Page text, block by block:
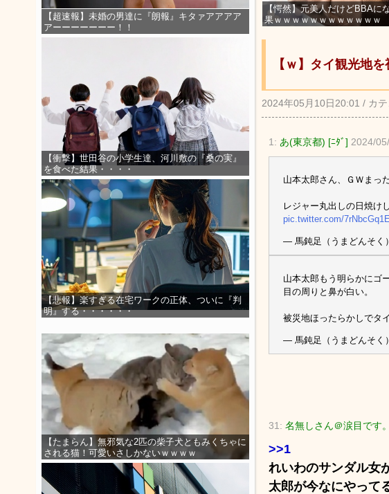
【超速報】未婚の男達に『朗報』キタァアアアア
アーーーーーーー！！
【衝撃】世田谷の小学生達、河川敷の『桑の実』
を食べた結果・・・・
【悲報】楽すぎる在宅ワークの正体、ついに『判
明』する・・・・・・
【たまらん】無邪気な2匹の柴子犬ともみくちゃに
される猫！可愛いさしかないｗｗｗｗ
【愕然】元美人だけどBBAに
果ｗｗｗｗｗｗｗｗｗｗｗｗ
【ｗ】タイ観光地
2024年05月10日20:01 / カテ
1: あ(東京都) [ﾆﾀﾞ] 2024/
山本太郎さん、ＧＷまっ
レジャー丸出しの日焼け
pic.twitter.com/
— 馬鈍足（うまどんそく
山本太郎もう明らかにゴ
目の周りと鼻が白い。
被災地ほったらかしでタ
— 馬鈍足（うまどんそく
31: 名無しさん＠涙目です
>>1
れいわのサンダル女
太郎が今なにやって